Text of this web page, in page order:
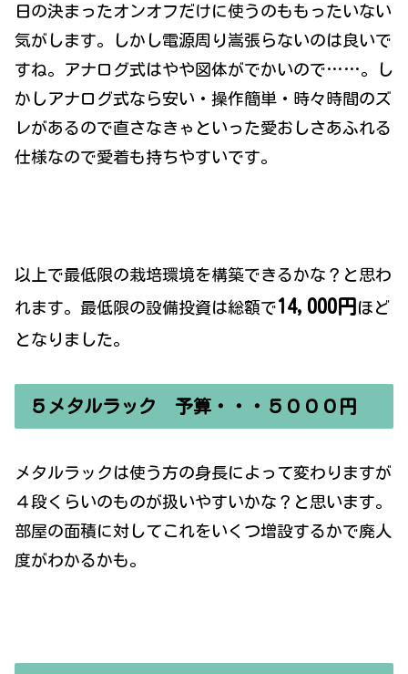
日の決まったオンオフだけに使うのももったいない
気がします。しかし電源周り嵩張らないのは良いで
すね。アナログ式はやや図体がでかいので……。し
かしアナログ式なら安い・操作簡単・時々時間のズ
レがあるので直さなきゃといった愛おしさあふれる
仕様なので愛着も持ちやすいです。
以上で最低限の栽培環境を構築できるかな？と思わ
れます。最低限の設備投資は総額で14,000円 ほど
となりました。
５メタルラック 予算・・・５０００円
メタルラックは使う方の身長によって変わりますが
４段くらいのものが扱いやすいかな？と思います。
部屋の面積に対してこれをいくつ増設するかで廃人
度がわかるかも。